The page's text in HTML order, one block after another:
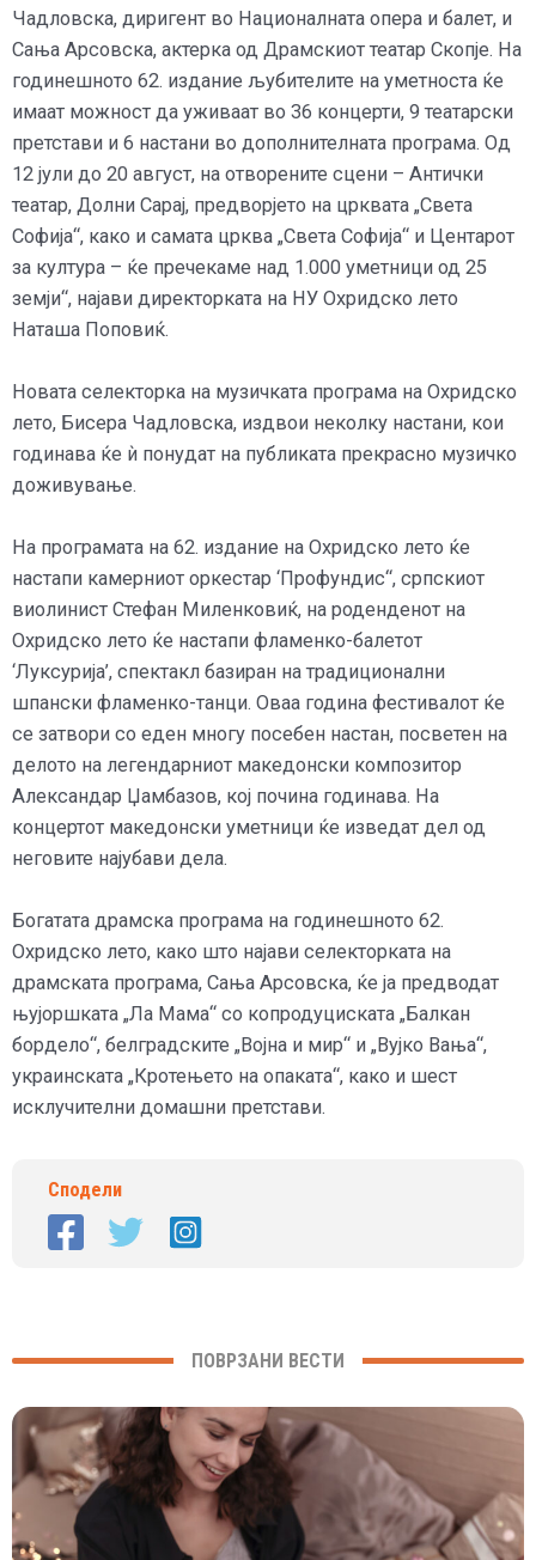
Чадловска, диригент во Националната опера и балет, и
Сања Арсовска, актерка од Драмскиот театар Скопје. На
годинешното 62. издание љубителите на уметноста ќе
имаат можност да уживаат во 36 концерти, 9 театарски
претстави и 6 настани во дополнителната програма. Од
12 јули до 20 август, на отворените сцени – Антички
театар, Долни Сарај, предворјето на црквата „Света
Софија“, како и самата црква „Света Софија“ и Центарот
за култура – ќе пречекаме над 1.000 уметници од 25
земји“, најави директорката на НУ Охридско лето
Наташа Поповиќ.
Новата селекторка на музичката програма на Охридско
лето, Бисера Чадловска, издвои неколку настани, кои
годинава ќе ѝ понудат на публиката прекрасно музичко
доживување.
На програмата на 62. издание на Охридско лето ќе
настапи камерниот оркестар ‘Профундис“, српскиот
виолинист Стефан Миленковиќ, на роденденот на
Охридско лето ќе настапи фламенко-балетот
‘Луксурија’, спектакл базиран на традиционални
шпански фламенко-танци. Оваа година фестивалот ќе
се затвори со еден многу посебен настан, посветен на
делото на легендарниот македонски композитор
Александар Џамбазов, кој почина годинава. На
концертот македонски уметници ќе изведат дел од
неговите најубави дела.
Богатата драмска програма на годинешното 62.
Охридско лето, како што најави селекторката на
драмската програма, Сања Арсовска, ќе ја предводат
њујоршката „Ла Мама“ со копродуциската „Балкан
бордело“, белградските „Војна и мир“ и „Вујко Вања“,
украинската „Кротењето на опаката“, како и шест
исклучителни домашни претстави.
Сподели
ПОВРЗАНИ ВЕСТИ